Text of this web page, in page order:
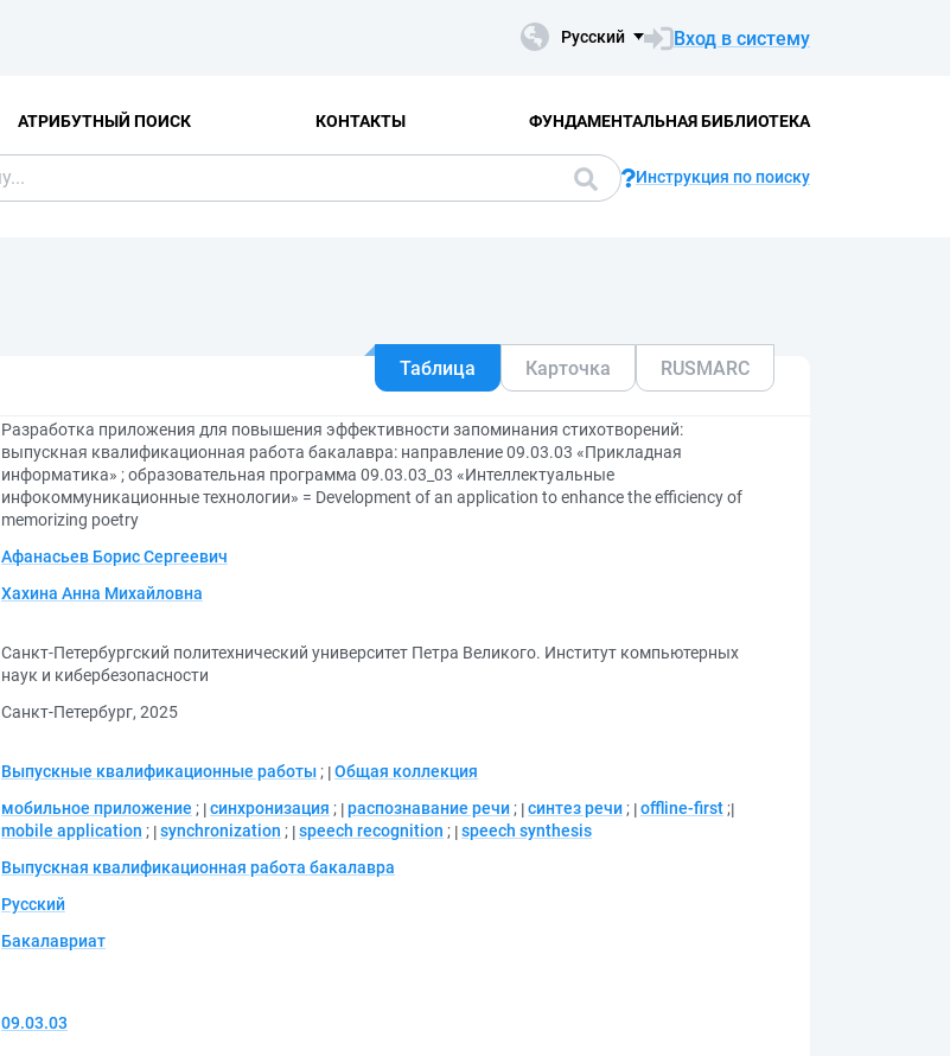
Русский Вход в систему
АТРИБУТНЫЙ ПОИСК КОНТАКТЫ ФУНДАМЕНТАЛЬНАЯ БИБЛИОТЕКА
Инструкция по поиску
Таблица Карточка RUSMARC
Разработка приложения для повышения эффективности запоминания стихотворений:
выпускная квалификационная работа бакалавра: направление 09.03.03 «Прикладная
информатика» ; образовательная программа 09.03.03_03 «Интеллектуальные
инфокоммуникационные технологии» = Development of an application to enhance the efficiency of
memorizing poetry
Афанасьев Борис Сергеевич
Хахина Анна Михайловна
Санкт-Петербургский политехнический университет Петра Великого. Институт компьютерных
наук и кибербезопасности
Санкт-Петербург, 2025
Выпускные квалификационные работы ; Общая коллекция
мобильное приложение ; синхронизация ; распознавание речи ; синтез речи ; offline-first ;
mobile application ; synchronization ; speech recognition ; speech synthesis
Выпускная квалификационная работа бакалавра
Русский
Бакалавриат
09.03.03